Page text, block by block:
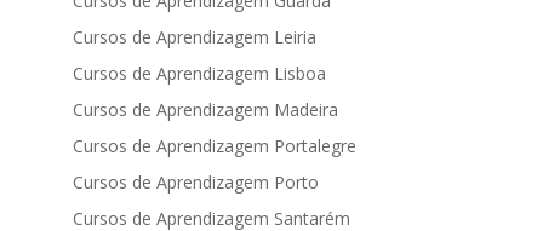
Cursos de Aprendizagem Leiria
Cursos de Aprendizagem Lisboa
Cursos de Aprendizagem Madeira
Cursos de Aprendizagem Portalegre
Cursos de Aprendizagem Porto
Cursos de Aprendizagem Santarém